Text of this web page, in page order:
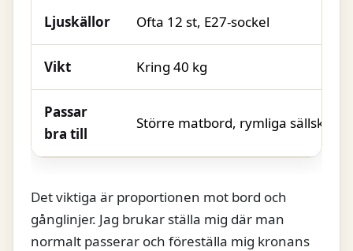
Ljuskällor Ofta 12 st, E27-sockel
Vikt Kring 40 kg
Passar
bra till
Större matbord, rymliga
Det viktiga är proportionen mot bord och
gånglinjer. Jag brukar ställa mig där man
normalt passerar och föreställa mig kronans